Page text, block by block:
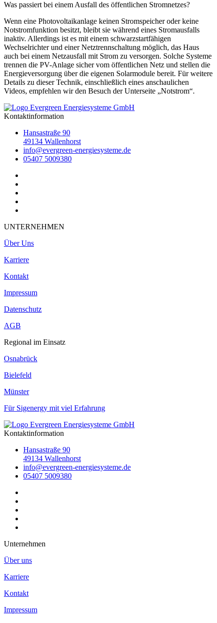
Was passiert bei einem Ausfall des öffentlichen Stromnetzes?
Wenn eine Photovoltaikanlage keinen Stromspeicher oder keine
Notstromfunktion besitzt, bleibt sie während eines Stromausfalls
inaktiv. Allerdings ist es mit einem schwarzstartfähigen
Wechselrichter und einer Netztrennschaltung möglich, das Haus
auch bei einem Netzausfall mit Strom zu versorgen. Solche Systeme
trennen die PV-Anlage sicher vom öffentlichen Netz und stellen die
Energieversorgung über die eigenen Solarmodule bereit. Für weitere
Details zu dieser Technik, einschließlich eines anschaulichen
Videos, empfehlen wir den Besuch der Unterseite „Notstrom“.
Kontaktinformation
Hansastraße 90
49134 Wallenhorst
info@evergreen-energiesysteme.de
05407 5009380
UNTERNEHMEN
Über Uns
Karriere
Kontakt
Impressum
Datenschutz
AGB
Regional im Einsatz
Osnabrück
Bielefeld
Münster
Für Sigenergy mit viel Erfahrung
Kontaktinformation
Hansastraße 90
49134 Wallenhorst
info@evergreen-energiesysteme.de
05407 5009380
Unternehmen
Über uns
Karriere
Kontakt
Impressum